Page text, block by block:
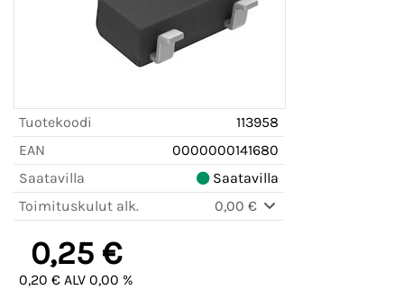
Tuotekoodi
113958
EAN
0000000141680
Saatavilla
Saatavilla
Toimituskulut alk.
0,00 €
0,25 €
0,20 € ALV 0,00 %